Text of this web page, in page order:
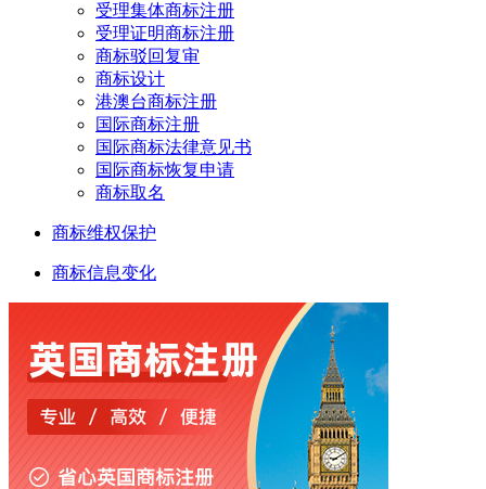
受理集体商标注册
受理证明商标注册
商标驳回复审
商标设计
港澳台商标注册
国际商标注册
国际商标法律意见书
国际商标恢复申请
商标取名
商标维权保护
商标信息变化